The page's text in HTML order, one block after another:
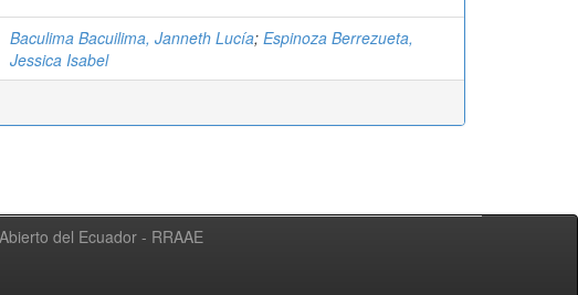
Baculima Bacuilima, Janneth Lucía; Espinoza Berrezueta,
Jessica Isabel
del Ecuador - RRAAE